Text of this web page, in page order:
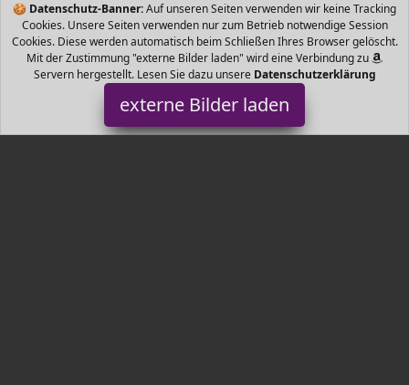
🍪 Datenschutz-Banner:Auf unseren Seiten verwenden wir keine Tracking
Cookies. Unsere Seiten verwenden nur zum Betrieb notwendige Session
Cookies. Diese werden automatisch beim Schließen Ihres Browser gelöscht.
Mit der Zustimmung "externe Bilder laden" wird eine Verbindung zu
Servern hergestellt. Lesen Sie dazu unsere Datenschutzerklärung
externe Bilder laden